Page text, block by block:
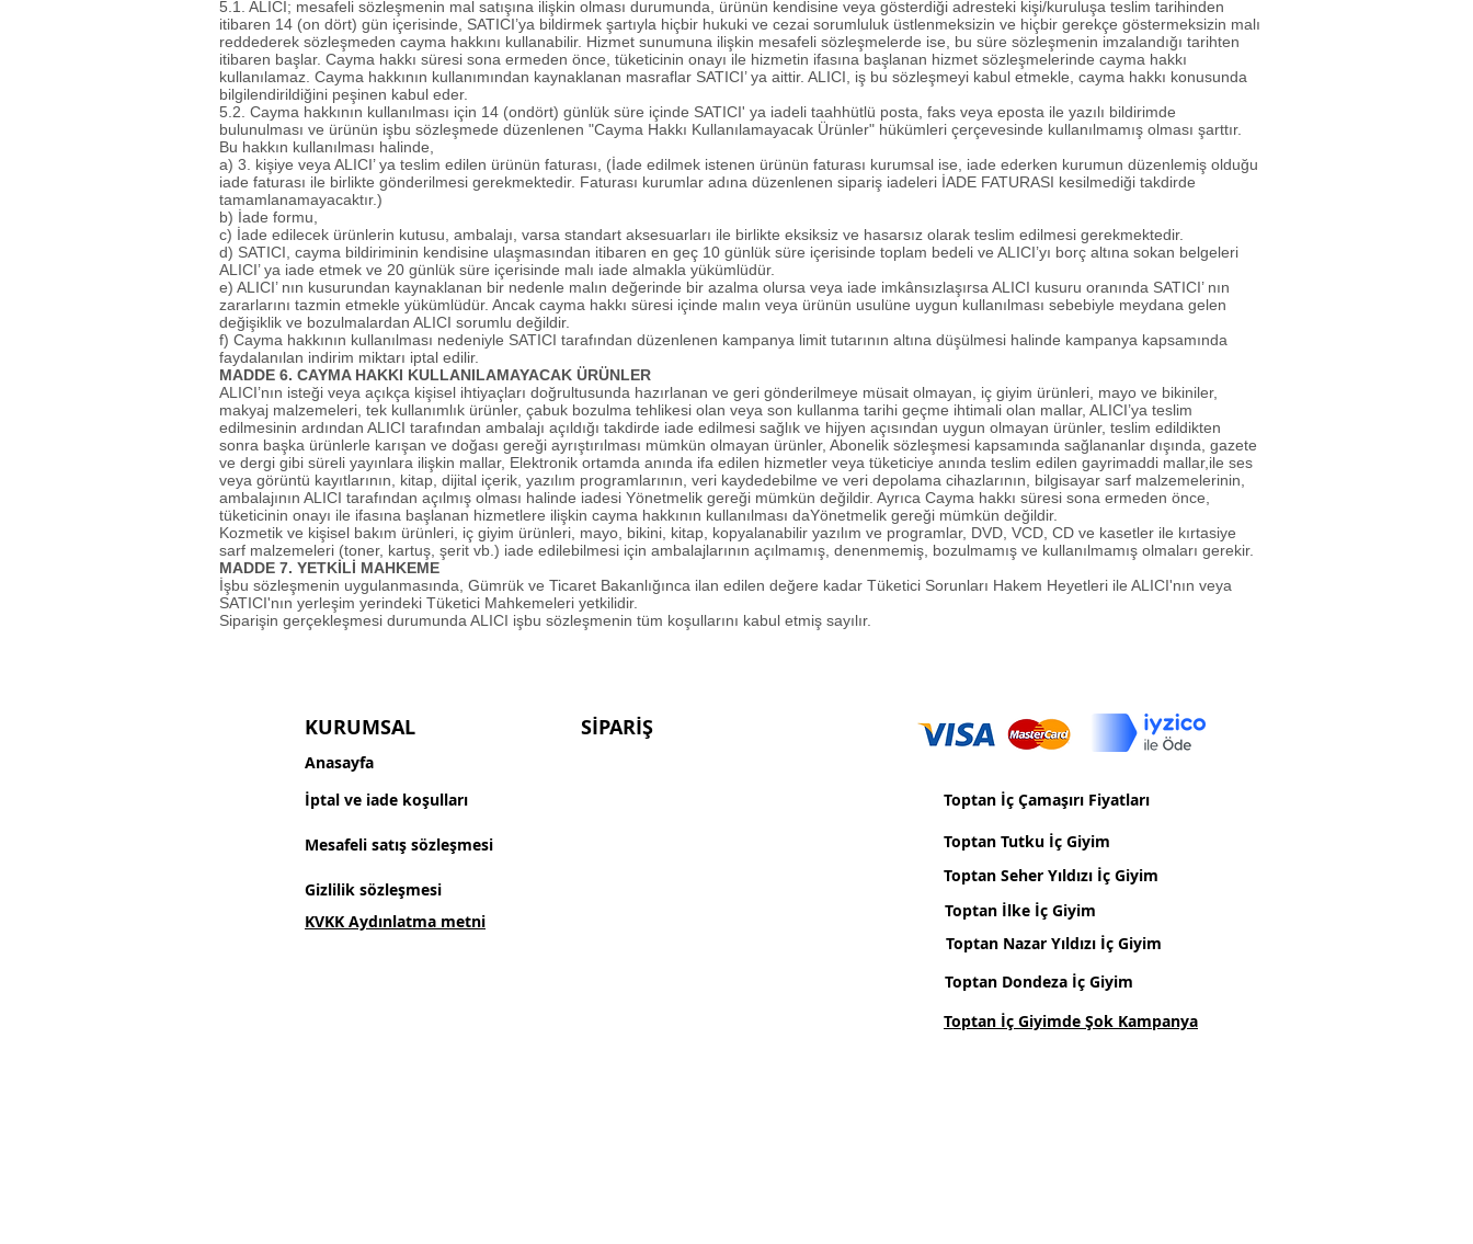
5.1. ALICI; mesafeli sözleşmenin mal satışına ilişkin olması durumunda, ürünün kendisine veya gösterdiği adresteki kişi/kuruluşa teslim tarihinden
itibaren 14 (on dört) gün içerisinde, SATICI’ya bildirmek şartıyla hiçbir hukuki ve cezai sorumluluk üstlenmeksizin ve hiçbir gerekçe göstermeksizin malı
reddederek sözleşmeden cayma hakkını kullanabilir. Hizmet sunumuna ilişkin mesafeli sözleşmelerde ise, bu süre sözleşmenin imzalandığı tarihten
itibaren başlar. Cayma hakkı süresi sona ermeden önce, tüketicinin onayı ile hizmetin ifasına başlanan hizmet sözleşmelerinde cayma hakkı
kullanılamaz. Cayma hakkının kullanımından kaynaklanan masraflar SATICI’ ya aittir. ALICI, iş bu sözleşmeyi kabul etmekle, cayma hakkı konusunda
bilgilendirildiğini peşinen kabul eder.
5.2. Cayma hakkının kullanılması için 14 (ondört) günlük süre içinde SATICI' ya iadeli taahhütlü posta, faks veya eposta ile yazılı bildirimde
bulunulması ve ürünün işbu sözleşmede düzenlenen "Cayma Hakkı Kullanılamayacak Ürünler" hükümleri çerçevesinde kullanılmamış olması şarttır.
Bu hakkın kullanılması halinde,
a) 3. kişiye veya ALICI’ ya teslim edilen ürünün faturası, (İade edilmek istenen ürünün faturası kurumsal ise, iade ederken kurumun düzenlemiş olduğu
iade faturası ile birlikte gönderilmesi gerekmektedir. Faturası kurumlar adına düzenlenen sipariş iadeleri İADE FATURASI kesilmediği takdirde
tamamlanamayacaktır.)
b) İade formu,
c) İade edilecek ürünlerin kutusu, ambalajı, varsa standart aksesuarları ile birlikte eksiksiz ve hasarsız olarak teslim edilmesi gerekmektedir.
d) SATICI, cayma bildiriminin kendisine ulaşmasından itibaren en geç 10 günlük süre içerisinde toplam bedeli ve ALICI’yı borç altına sokan belgeleri
ALICI’ ya iade etmek ve 20 günlük süre içerisinde malı iade almakla yükümlüdür.
e) ALICI’ nın kusurundan kaynaklanan bir nedenle malın değerinde bir azalma olursa veya iade imkânsızlaşırsa ALICI kusuru oranında SATICI’ nın
zararlarını tazmin etmekle yükümlüdür. Ancak cayma hakkı süresi içinde malın veya ürünün usulüne uygun kullanılması sebebiyle meydana gelen
değişiklik ve bozulmalardan ALICI sorumlu değildir.
f) Cayma hakkının kullanılması nedeniyle SATICI tarafından düzenlenen kampanya limit tutarının altına düşülmesi halinde kampanya kapsamında
faydalanılan indirim miktarı iptal edilir.
MADDE 6. CAYMA HAKKI KULLANILAMAYACAK ÜRÜNLER
ALICI’nın isteği veya açıkça kişisel ihtiyaçları doğrultusunda hazırlanan ve geri gönderilmeye müsait olmayan, iç giyim ürünleri, mayo ve bikiniler,
makyaj malzemeleri, tek kullanımlık ürünler, çabuk bozulma tehlikesi olan veya son kullanma tarihi geçme ihtimali olan mallar, ALICI’ya teslim
edilmesinin ardından ALICI tarafından ambalajı açıldığı takdirde iade edilmesi sağlık ve hijyen açısından uygun olmayan ürünler, teslim edildikten
sonra başka ürünlerle karışan ve doğası gereği ayrıştırılması mümkün olmayan ürünler, Abonelik sözleşmesi kapsamında sağlananlar dışında, gazete
ve dergi gibi süreli yayınlara ilişkin mallar, Elektronik ortamda anında ifa edilen hizmetler veya tüketiciye anında teslim edilen gayrimaddi mallar,ile ses
veya görüntü kayıtlarının, kitap, dijital içerik, yazılım programlarının, veri kaydedebilme ve veri depolama cihazlarının, bilgisayar sarf malzemelerinin,
ambalajının ALICI tarafından açılmış olması halinde iadesi Yönetmelik gereği mümkün değildir. Ayrıca Cayma hakkı süresi sona ermeden önce,
tüketicinin onayı ile ifasına başlanan hizmetlere ilişkin cayma hakkının kullanılması daYönetmelik gereği mümkün değildir.
Kozmetik ve kişisel bakım ürünleri, iç giyim ürünleri, mayo, bikini, kitap, kopyalanabilir yazılım ve programlar, DVD, VCD, CD ve kasetler ile kırtasiye
sarf malzemeleri (toner, kartuş, şerit vb.) iade edilebilmesi için ambalajlarının açılmamış, denenmemiş, bozulmamış ve kullanılmamış olmaları gerekir.
MADDE 7. YETKİLİ MAHKEME
İşbu sözleşmenin uygulanmasında, Gümrük ve Ticaret Bakanlığınca ilan edilen değere kadar Tüketici Sorunları Hakem Heyetleri ile ALICI'nın veya
SATICI'nın yerleşim yerindeki Tüketici Mahkemeleri yetkilidir.
Siparişin gerçekleşmesi durumunda ALICI işbu sözleşmenin tüm koşullarını kabul etmiş sayılır.
KURUMSAL SİPARİŞ
Anasayfa
İptal ve iade koşulları
Mesafeli satış sözleşmesi
Gizlilik sözleşmesi
KVKK Aydınlatma metni
Toptan İç Çamaşırı Fiyatları
Toptan Tutku İç Giyim
Toptan Seher Yıldızı İç Giyim
Toptan İlke İç Giyim
Toptan Nazar Yıldızı İç Giyim
Toptan Dondeza İç Giyim
Toptan İç Giyimde Şok Kampanya